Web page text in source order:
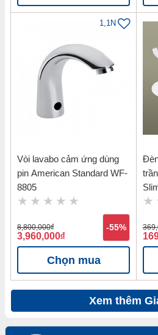
1,1N
Vòi lavabo cảm ứng dùng
pin American Standard WF-
8805
8,800,000đ
3,960,000đ
-55%
Chọn mua
Xem thêm